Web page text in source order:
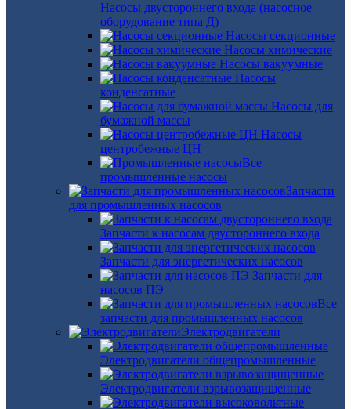
Насосы двустороннего входа (насосное
оборудование типа Д)
Насосы секционные
Насосы химические
Насосы вакуумные
Насосы
конденсатные
Насосы для
бумажной массы
Насосы
центробежные ЦН
Все
промышленные насосы
Запчасти
для промышленных насосов
Запчасти к насосам двустороннего входа
Запчасти для энергетических насосов
Запчасти для
насосов ПЭ
Все
запчасти для промышленных насосов
Электродвигатели
Электродвигатели общепромышленные
Электродвигатели взрывозащищенные